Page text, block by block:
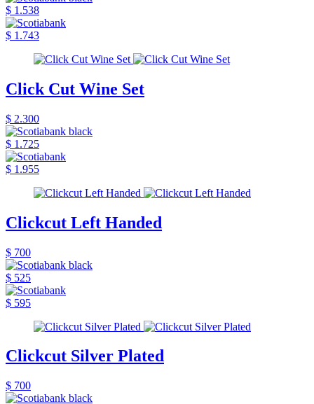
$ 1.538
$ 1.743
Click Cut Wine Set
$ 2.300
$ 1.725
$ 1.955
Clickcut Left Handed
$ 700
$ 525
$ 595
Clickcut Silver Plated
$ 700